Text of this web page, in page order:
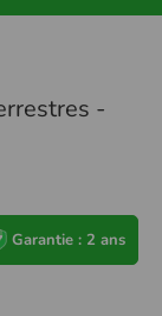
-
Garantie : 2 ans